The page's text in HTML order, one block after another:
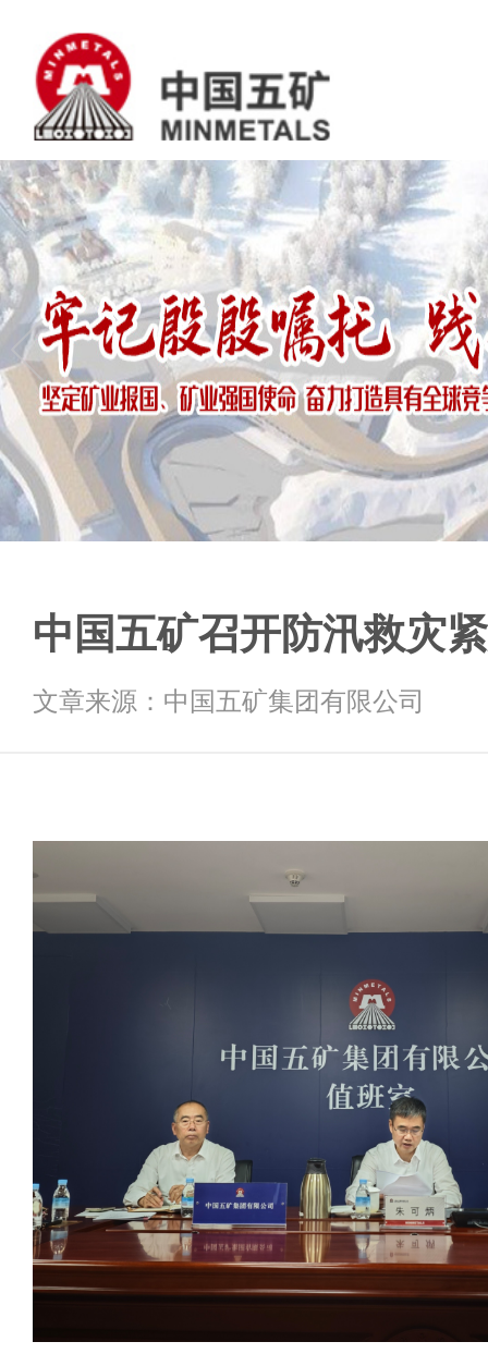
中国五矿召开防汛救灾
文章来源：中国五矿集团有限公司